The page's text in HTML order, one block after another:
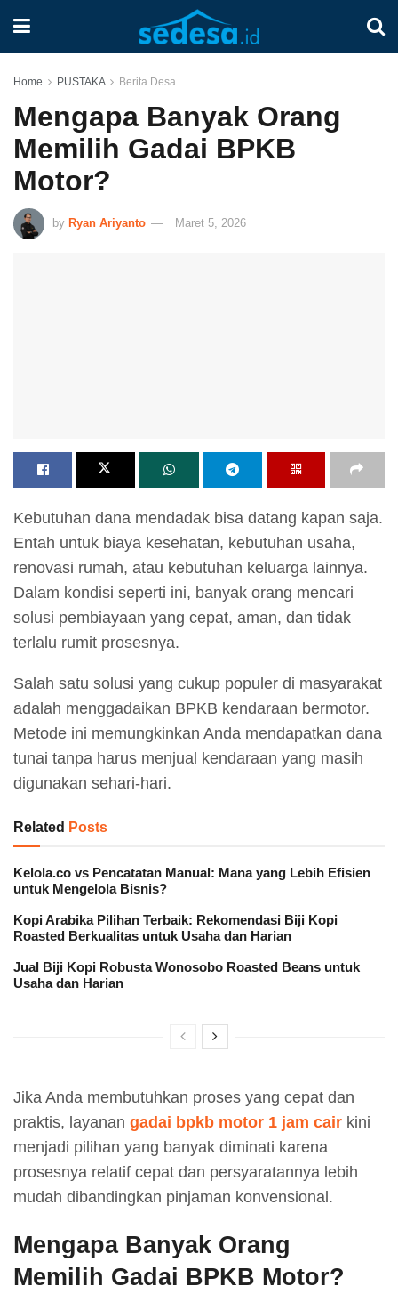
Home PUSTAKA Berita Desa
Mengapa Banyak Orang
Memilih Gadai BPKB
Motor?
by Ryan Ariyanto Maret 5, 2026
Kebutuhan dana mendadak bisa datang kapan saja.
Entah untuk biaya kesehatan, kebutuhan usaha,
renovasi rumah, atau kebutuhan keluarga lainnya.
Dalam kondisi seperti ini, banyak orang mencari
solusi pembiayaan yang cepat, aman, dan tidak
terlalu rumit prosesnya.
Salah satu solusi yang cukup populer di masyarakat
adalah menggadaikan BPKB kendaraan bermotor.
Metode ini memungkinkan Anda mendapatkan dana
tunai tanpa harus menjual kendaraan yang masih
digunakan sehari-hari.
Related Posts
Kelola.co vs Pencatatan Manual: Mana yang Lebih Efisien
untuk Mengelola Bisnis?
Kopi Arabika Pilihan Terbaik: Rekomendasi Biji Kopi
Roasted Berkualitas untuk Usaha dan Harian
Jual Biji Kopi Robusta Wonosobo Roasted Beans untuk
Usaha dan Harian
Jika Anda membutuhkan proses yang cepat dan
praktis, layanan gadai bpkb motor 1 jam cair kini
menjadi pilihan yang banyak diminati karena
prosesnya relatif cepat dan persyaratannya lebih
mudah dibandingkan pinjaman konvensional.
Mengapa Banyak Orang
Memilih Gadai BPKB Motor?